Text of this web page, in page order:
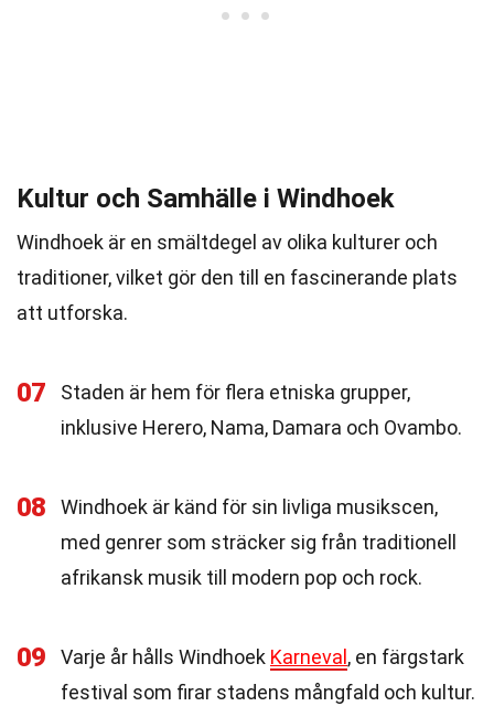
Kultur och Samhälle i Windhoek
Windhoek är en smältdegel av olika kulturer och
traditioner, vilket gör den till en fascinerande plats
att utforska.
07
Staden är hem för flera etniska grupper,
inklusive Herero, Nama, Damara och Ovambo.
08
Windhoek är känd för sin livliga musikscen,
med genrer som sträcker sig från traditionell
afrikansk musik till modern pop och rock.
09 Varje år hålls Windhoek Karneval , en färgstark
festival som firar stadens mångfald och kultur.